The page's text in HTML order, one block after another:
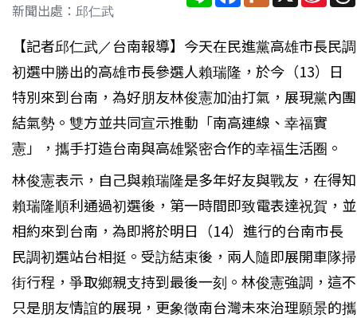
新聞出處：邱仁武
【記者邱仁武／台南報導】今天在民進黨高雄市長民調
初選中勝出的高雄市長參選人賴瑞隆，於今（13）日
特別來到台南，為好朋友林俊憲加油打氣，展現黨內團
結氣勢。雙方並共同宣示推動「南高連線、幸福實
憲」，攜手打造台南與高雄緊密合作的幸福生活圈。
林俊憲表示，自己與賴瑞隆是多年好友與戰友，在得知
賴瑞隆順利通過初選後，第一時間即致電表達祝賀，並
相約來到台南，為即將於明日（14）進行的台南市長
民調初選站台相挺。受訪結束後，兩人隨即展開車隊掃
街行程，爭取鄉親支持到最後一刻。林俊憲強調，這不
只是朋友情誼的展現，更象徵南台灣未來治理願景的攜